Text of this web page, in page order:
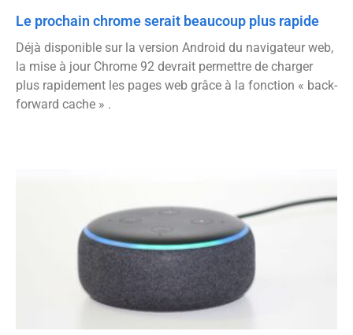
Le prochain chrome serait beaucoup plus rapide
Déjà disponible sur la version Android du navigateur web,
la mise à jour Chrome 92 devrait permettre de charger
plus rapidement les pages web grâce à la fonction « back-
forward cache » .